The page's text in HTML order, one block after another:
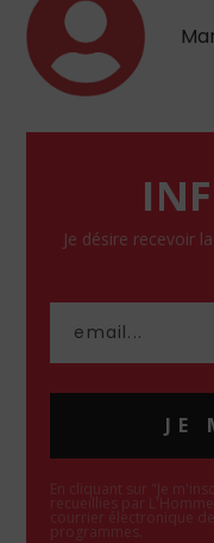
Je désire recevoir
JE
En cliquant sur "Je
recueillies par
courrier électronique
programmes.